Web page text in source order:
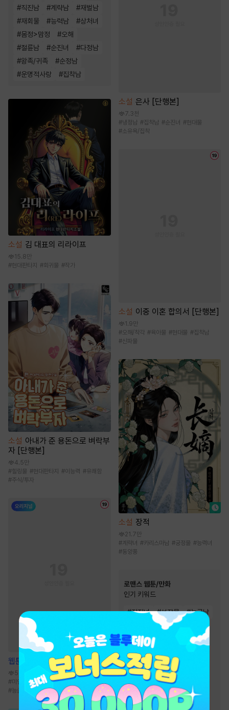
#직진남 #계략남 #재벌남
#재회물 #능력남 #상처녀
#몸정>맘정 #오해
#절륜남 #순진녀 #다정남
#왕족/귀족 #순정남
#운명적사랑 #집착남
소설 김 대표의 리라이프
15.8만
#현대판타지 #회귀물 #작가
소설 아내가 준 용돈으로 벼락부
자 [단행본]
4.5만
# 힐링물 #현대판타지 #이능력 #유쾌함
#주식/투자
웹툰 신혼부부 특별전형
531.7만
#미인수 #오해/착각 #까칠수
#능글공
소설 은사 [단행본]
7.3천
#냉정남 #집착남 #순진녀 #현대물
#소유욕/집착
소설 이중 이혼 합의서 [단행본]
1.9만
#오해/착각 #육아물 #현대물 #집착남
#신파물
소설 장적
21.7만
#계략녀 #카리스마남 #궁정물 #능력녀
#동양풍
로맨스 웹툰/만화
인기 키워드
#직진녀 #성장물 #능글남
#친구
#친구>연인
다정남
#현대물
#연애/결혼 #트라우마
첫사랑 #까칠남
#
오피스물 #짝사랑
재회물
힐링물